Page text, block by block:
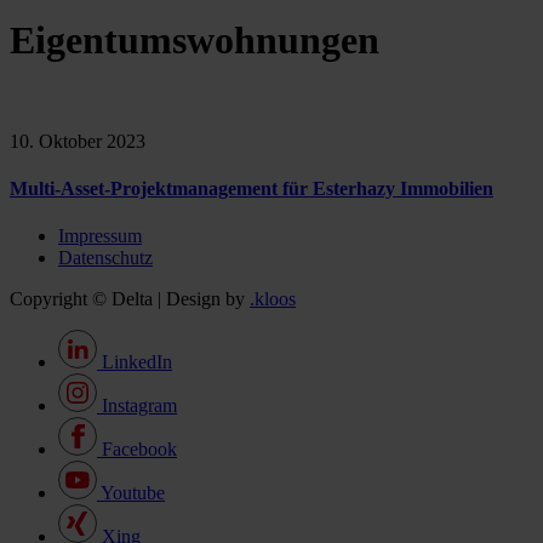
Eigentumswohnungen
10. Oktober 2023
Multi-Asset-Projektmanagement für Esterhazy Immobilien
Impressum
Datenschutz
Copyright © Delta | Design by .kloos
LinkedIn
Instagram
Facebook
Youtube
Xing